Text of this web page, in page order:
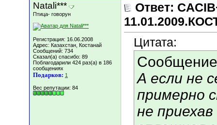
Natali***
Птица- говорун
Регистрация: 16.06.2008
Адрес: Казахстан, Костанай
Сообщений: 734
Сказал(а) спасибо: 89
Поблагодарили 424 раз(а) в 186
сообщениях
Подарков: 1
Вес репутации: 84
Ответ:
Цитата:
А если не
примерно
не